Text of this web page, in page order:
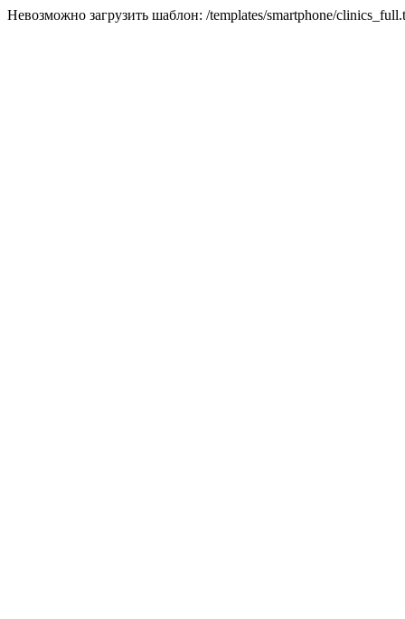
Невозможно загрузить шаблон: /templates/smartphone/